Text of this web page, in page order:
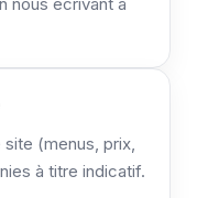
(menus, prix,
à titre indicatif.